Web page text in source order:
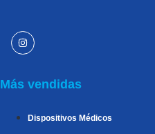
Más vendidas
Dispositivos Médicos